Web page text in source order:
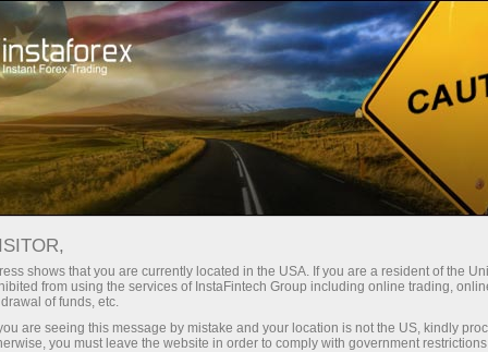
通过InstaForex获得真正竞争力的机
点差和手续费，以及股票和指数交
最低
每笔存款
30%奖金
shows that you are currently located in the USA. If you are a resident of the
from using the services of InstaFintech Group including online trading,
of funds, etc.
are seeing this message by mistake and your location is not the US, kindly
you must leave the website in order to comply with government